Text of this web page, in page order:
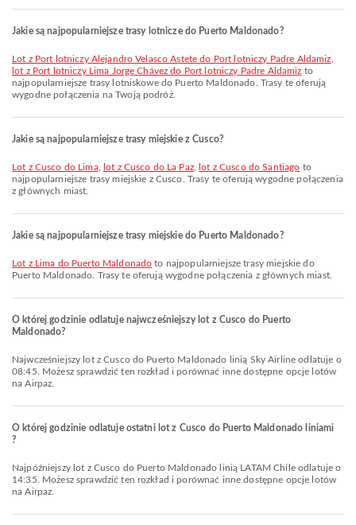
Jakie są najpopularniejsze trasy lotnicze do Puerto Maldonado?
lot z Port lotniczy Alejandro Velasco Astete do Port lotniczy Padre Aldamiz
lot z Port lotniczy Lima Jorge Chávez do Port lotniczy Padre Aldamiz to
najpopularniejsze trasy lotniskowe do Puerto Maldonado. Trasy te oferują
wygodne połączenia na Twoją podróż.
Jakie są najpopularniejsze trasy miejskie z Cusco?
lot z Cusco do Lima, lot z Cusco do La Paz, lot z Cusco do Santiago to
najpopularniejsze trasy miejskie z Cusco. Trasy te oferują wygodne połączenia
z głównych miast.
Jakie są najpopularniejsze trasy miejskie do Puerto Maldonado?
lot z Lima do Puerto Maldonado to najpopularniejsze trasy miejskie do
Puerto Maldonado. Trasy te oferują wygodne połączenia z głównych miast.
O której godzinie odlatuje najwcześniejszy lot z Cusco do Puerto
Maldonado?
Najwcześniejszy lot z Cusco do Puerto Maldonado linią Sky Airline odlatuje o
08:45. Możesz sprawdzić ten rozkład i porównać inne dostępne opcje lotów
na Airpaz.
O której godzinie odlatuje ostatni lot z Cusco do Puerto Maldonado liniami
?
Najpóźniejszy lot z Cusco do Puerto Maldonado linią LATAM Chile odlatuje o
14:35. Możesz sprawdzić ten rozkład i porównać inne dostępne opcje lotów
na Airpaz.